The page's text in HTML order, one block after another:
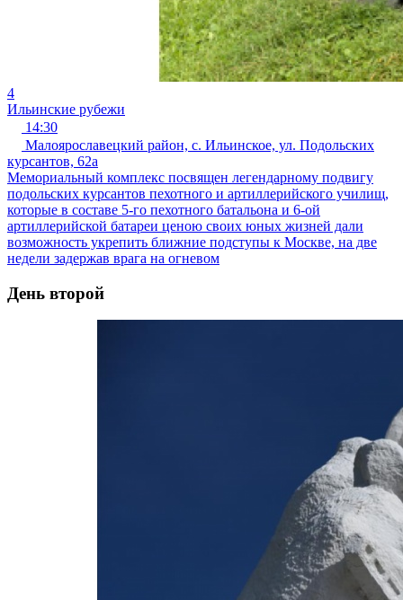
4
Ильинские рубежи
14:30
Малоярославецкий район, с. Ильинское, ул. Подольских
курсантов, 62а
Мемориальный комплекс посвящен легендарному подвигу
подольских курсантов пехотного и артиллерийского училищ,
которые в составе 5-го пехотного батальона и 6-ой
артиллерийской батареи ценою своих юных жизней дали
возможность укрепить ближние подступы к Москве, на две
недели задержав врага на огневом
День второй